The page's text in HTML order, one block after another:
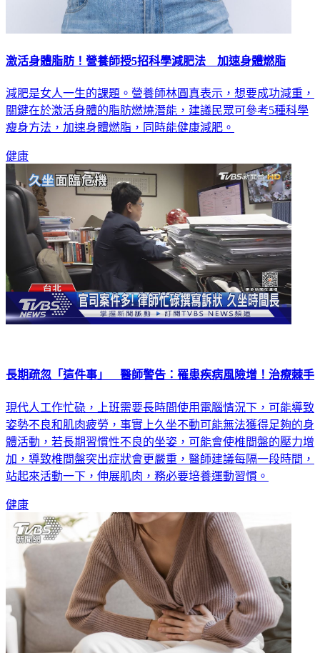
激活身體脂肪！營養師授5招科學減肥法 加速身體燃脂
減肥是女人一生的課題。營養師林圓真表示，想要成功減重，
關鍵在於激活身體的脂肪燃燒潛能，建議民眾可參考5種科學
瘦身方法，加速身體燃脂，同時能健康減肥。
健康
長期疏忽「這件事」 醫師警告：罹患疾病風險增！治療棘手
現代人工作忙碌，上班需要長時間使用電腦情況下，可能導致
姿勢不良和肌肉疲勞，事實上久坐不動可能無法獲得足夠的身
體活動，若長期習慣性不良的坐姿，可能會使椎間盤的壓力增
加，導致椎間盤突出症狀會更嚴重，醫師建議每隔一段時間，
站起來活動一下，伸展肌肉，務必要培養運動習慣。
健康